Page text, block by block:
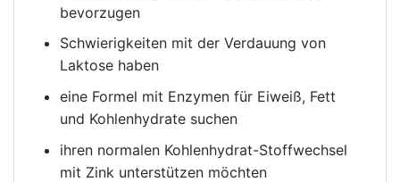
bevorzugen
Schwierigkeiten mit der Verdauung von
Laktose haben
eine Formel mit Enzymen für Eiweiß, Fett
und Kohlenhydrate suchen
ihren normalen Kohlenhydrat-Stoffwechsel
mit Zink unterstützen möchten